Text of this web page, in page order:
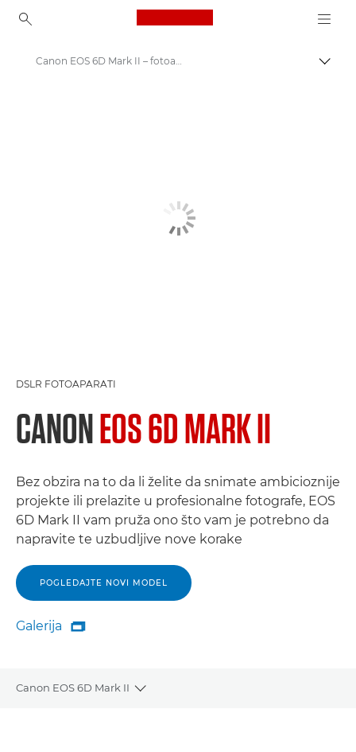
Canon Logo, back to
Canon EOS 6D Mark II – fotoaparati
DSLR FOTOAPARATI
CANONEOS 6D MARK II
Bez obzira na to da li želite da snimate ambicioznije
projekte ili prelazite u profesionalne fotografe, EOS
6D Mark II vam pruža ono što vam je potrebno da
napravite te uzbudljive nove korake
POGLEDAJTE NOVI MODEL
Galerija
Galerija

Canon EOS 6D Mark II
Toggle breadcrumbs